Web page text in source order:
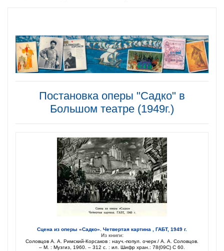
Постановка оперы "Садко" в
Большом театре (1949г.)
Сцена из оперы «Садко». Четвертая картина , ГАБТ, 1949 г.
Из книги:
Соловцов А. А. Римский-Корсаков : науч.-попул. очерк / А. А. Соловцов.
– М. : Музгиз, 1960. – 312 с. : ил. Шифр хран.: 78(09С) С 60.